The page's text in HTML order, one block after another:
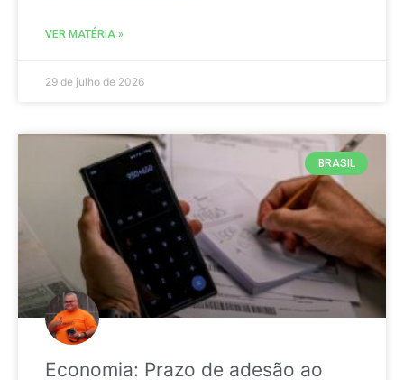
VER MATÉRIA »
29 de julho de 2026
BRASIL
Economia: Prazo de adesão ao